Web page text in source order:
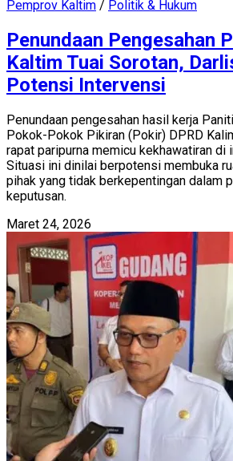
Pemprov Kaltim / Politik & Hukum
Penundaan Pengesahan
Kaltim Tuai Sorotan,
Potensi Intervensi
Penundaan pengesahan hasil kerja
Pokok-Pokok Pikiran (Pokir) DPRD
rapat paripurna memicu kekhawatiran di
Situasi ini dinilai berpotensi membuka
pihak yang tidak berkepentingan dalam
keputusan.
Maret 24, 2026